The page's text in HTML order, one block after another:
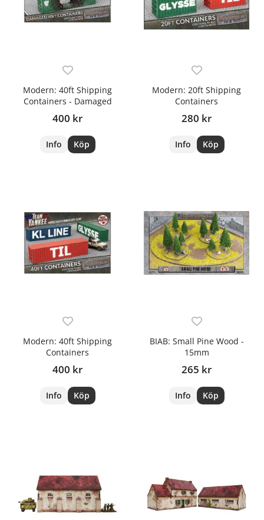
Modern: 40ft Shipping
Containers - Damaged
400 kr
Info Köp
Modern: 20ft Shipping
Containers
280 kr
Info Köp
Modern: 40ft Shipping
Containers
400 kr
Info Köp
BIAB: Small Pine Wood -
15mm
265 kr
Info Köp